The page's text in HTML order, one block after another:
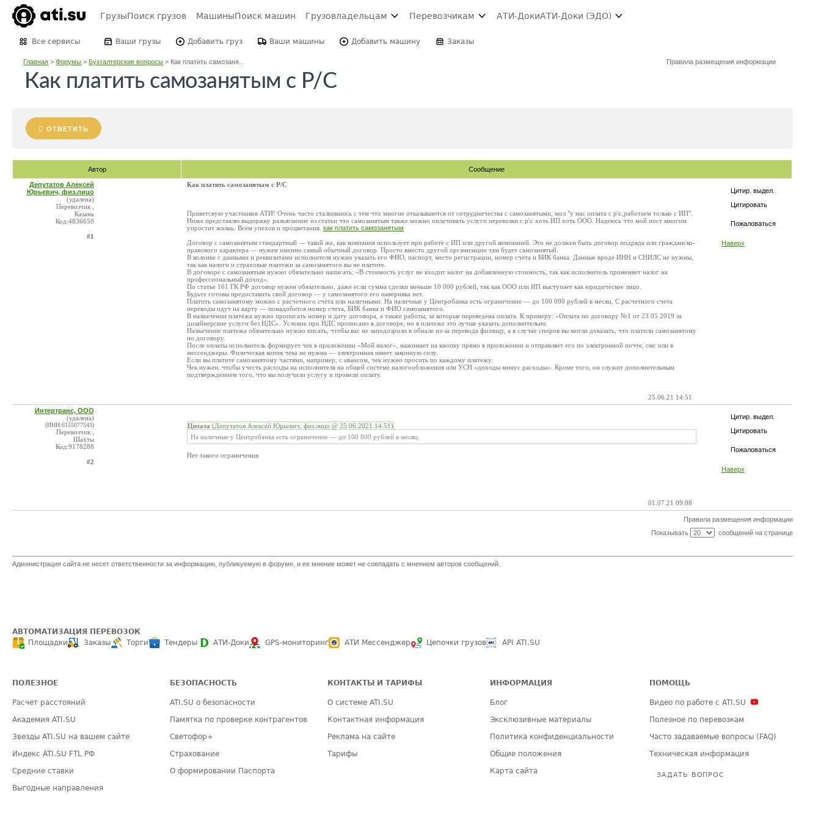
ГрузыПоиск грузов МашиныПоиск машин Грузовладельцам Перевозчикам АТИ-ДокиАТИ-Доки (ЭДО)
Все сервисы Ваши грузы Добавить груз Ваши машины Добавить машину Заказы
Главная >Форумы >Бухгалтерские вопросы > Как платить самозаня... Правила размещения информации
Как платить самозанятым с Р/С
ОТВЕТИТЬ
Автор Сообщение
Цитир. выдел.
Цитировать
Пожаловаться
Наверх
Депутатов Алексей
Юрьевич, физ.лицо
(удалена)
Перевозчик ,
Казань
Код:4836650
#1
Как платить самозанятым с Р/С
Приветсвую участников АТИ! Очень часто сталкиваюсь с тем что многие отказываются от сотрудничества с самозанятыми, мол "у нас оплата с р\с,работаем только с ИП".
Ниже представлю выдержку разъяснение из статьи что самозанятым также можно оплачивать услуги перевозки с р\с хоть ИП хоть ООО. Надеюсь что мой пост многим
упростит жизнь. Всем упехов и процветания. как платить самозанятым
Договор с самозанятым стандартный — такой же, как компания использует при работе с ИП или другой компанией. Это не должен быть договор подряда или гражданско-
правового характера — нужен именно самый обычный договор. Просто вместо другой организации там будет самозанятый.
В колонке с данными и реквизитами исполнителя нужно указать его ФИО, паспорт, место регистрации, номер счета и БИК банка. Данные вроде ИНН и СНИЛС не нужны,
так как налоги и страховые платежи за самозанятого вы не платите.
В договоре с самозанятым нужно обязательно написать: «В стоимость услуг не входит налог на добавленную стоимость, так как исполнитель применяет налог на
профессиональный доход».
По статье 161 ГК РФ договор нужен обязательно, даже если сумма сделки меньше 10 000 рублей, так как ООО или ИП выступает как юридическое лицо.
Будьте готовы предоставить свой договор — у самозанятого его наверняка нет.
Платить самозанятому можно с расчетного счета или наличными. На наличные у Центробанка есть ограничение — до 100 000 рублей в месяц. С расчетного счета
переводы идут на карту — понадобится номер счета, БИК банка и ФИО самозанятого.
В назначении платежа нужно прописать номер и дату договора, а также работы, за которые переведена оплата. К примеру: «Оплата по договору №1 от 23.05.2019 за
дизайнерские услуги без НДС». Условие про НДС прописано в договоре, но в платеже это лучше указать дополнительно.
Назначение платежа обязательно нужно писать, чтобы вас не заподозрили в обнале из-за перевода физлицу, а в случае споров вы могли доказать, что платили самозанятому
по договору.
После оплаты исполнитель формирует чек в приложении «Мой налог», нажимает на кнопку прямо в приложении и отправляет его по электронной почте, смс или в
мессенджеры. Физическая копия чека не нужна — электронная имеет законную силу.
Если вы платите самозанятому частями, например, с авансом, чек нужно просить по каждому платежу.
Чек нужен, чтобы учесть расходы на исполнителя на общей системе налогообложения или УСН «доходы минус расходы». Кроме того, он служит дополнительным
подтверждением того, что вы получили услугу и провели оплату.
25.06.21 14:51
Цитир. выдел.
Цитировать
Пожаловаться
Наверх
Интертранс, ООО
(удалена)
(ИНН:6155077543)
Перевозчик ,
Шахты
Код:9178288
#2
Цитата (Депутатов Алексей Юрьевич, физ.лицо @ 25.06.2021 14:51)
На наличные у Центробанка есть ограничение — до 100 000 рублей в месяц.
Нет такого ограничения
01.07.21 09:08
Правила размещения информации
Показывать
сообщений на странице
Администрация сайта не несет ответственности за информацию, публикуемую в форуме, и ее мнение может не совпадать с мнением авторов сообщений.
АВТОМАТИЗАЦИЯ ПЕРЕВОЗОК
Площадки
Заказы Торги Тендеры АТИ-Доки GPS-мониторинг АТИ Мессенджер Цепочки грузов API ATI.SU
ПОЛЕЗНОЕ
Расчет расстояний
Академия ATI.SU
Звезды ATI.SU на вашем сайте
Индекс ATI.SU FTL РФ
Средние ставки
Выгодные направления
БЕЗОПАСНОСТЬ
ATI.SU о безопасности
Памятка по проверке контрагентов
Светофор+
Страхование
О формировании Паспорта
КОНТАКТЫ И ТАРИФЫ
О системе ATI.SU
Контактная информация
Реклама на сайте
Тарифы
ИНФОРМАЦИЯ
Блог
Эксклюзивные материалы
Политика конфиденциальности
Общие положения
Карта сайта
ПОМОЩЬ
Видео по работе с ATI.SU
Полезное по перевозкам
Часто задаваемые вопросы (FAQ)
Техническая информация
ЗАДАТЬ ВОПРОС